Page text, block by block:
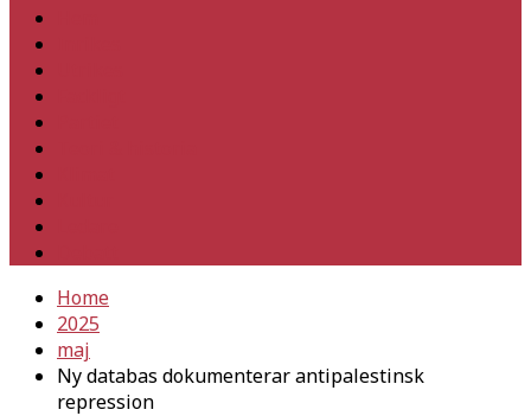
Home
2025
maj
Ny databas dokumenterar antipalestinsk
repression